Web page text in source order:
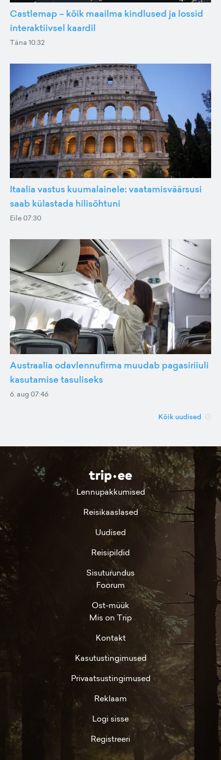
Castlemap – kõik maailma kindlused ja lossid
interaktiivsel kaardil
Täna 10:32
Itaalia vastus kuumalainele: vaatamisväärsusi
saab külastada hilisõhtuni
Eile 07:30
Austraalia odavlennufirma muudab pagasiriiuli
kasutamise tasuliseks
6. aug 07:46
Kõik uudised
Lennupakkumised
Reisikaaslased
Uudised
Reisipildid
Sisuturundus
Foorum
Ost-müük
Mis on Trip
Kontakt
Kasutustingimused
Privaatsustingimused
Reklaam
Logi sisse
Registreeri